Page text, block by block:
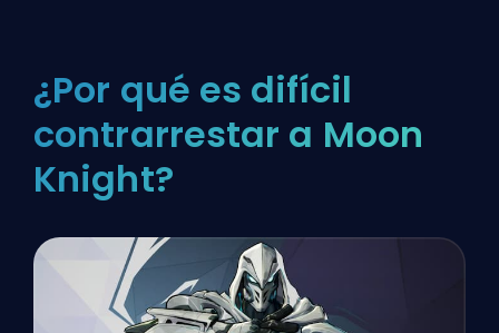
¿Por qué es difícil
contrarrestar a Moon
Knight?